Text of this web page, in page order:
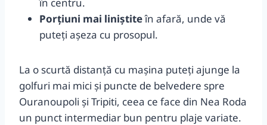
Porțiuni mai liniștiteîn afară, unde vă
puteți așeza cu prosopul.
La o scurtă distanță cu mașina puteți ajunge la
golfuri mai mici și puncte de belvedere spre
Ouranoupoli și Tripiti, ceea ce face din Nea Roda
un punct intermediar bun pentru plaje variate.